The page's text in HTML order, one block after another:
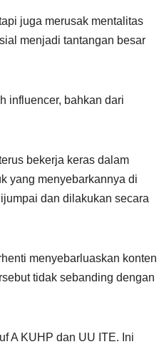
juga merusak mentalitas
menjadi tantangan besar
influencer, bahkan dari
bekerja keras dalam
yang menyebarkannya di
dan dilakukan secara
menyebarluaskan konten
tidak sebanding dengan
A KUHP dan UU ITE. Ini